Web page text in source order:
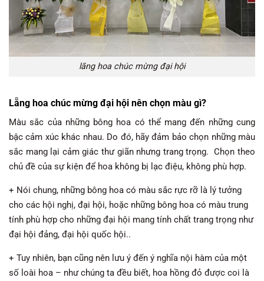
lãng hoa chúc mừng đại hội
Lẵng hoa chúc mừng đại hội nên chọn màu gì?
Màu sắc của những bông hoa có thể mang đến những cung
bậc cảm xúc khác nhau. Do đó, hãy đảm bảo chọn những màu
sắc mang lại cảm giác thư giãn nhưng trang trọng. Chọn theo
chủ đề của sự kiện để hoa không bị lạc điệu, không phù hợp.
+ Nói chung, những bông hoa có màu sắc rực rỡ là lý tưởng
cho các hội nghị, đại hội, hoặc những bông hoa có màu trung
tính phù hợp cho những đại hội mang tính chất trang trọng như
đại hội đảng, đại hội quốc hội..
+ Tuy nhiên, bạn cũng nên lưu ý đến ý nghĩa nội hàm của một
số loài hoa – như chúng ta đều biết, hoa hồng đỏ được coi là